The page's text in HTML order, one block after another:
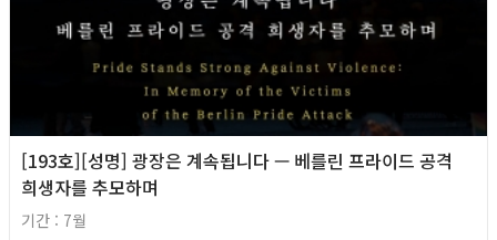
[193호][성명] 광장은 계속됩니다 — 베를린 프라이드 공격
희생자를 추모하며
기간 : 7월